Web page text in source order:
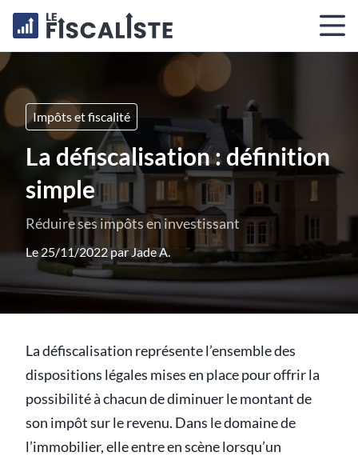
Impôts et fiscalité
La défiscalisation : définition
simple
Réduire ses impôts en investissant
Le 25/11/2022 par Jade A.
La défiscalisation représente l’ensemble des
dispositions légales mises en place pour offrir la
possibilité à chacun de diminuer le montant de
son impôt sur le revenu. Dans le domaine de
l’immobilier, elle entre en scène lorsqu’un